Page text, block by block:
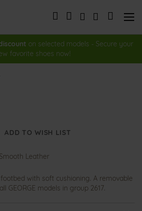
My Cart
on selected models - Secure your
favorite shoes now!
ADD TO WISH LIST
Smooth Leather
footbed with soft cushioning. A removable
GEORGE models in group 2617.